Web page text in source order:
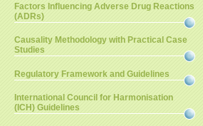
Factors Influencing Adverse Drug Reactions
(ADRs)
Causality Methodology with Practical Case
Studies
Regulatory Framework and Guidelines
International Council for Harmonisation
(ICH) Guidelines